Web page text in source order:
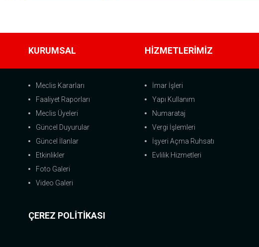
KURUMSAL
Meclis Kararları
Faaliyet Raporları
Meclis Üyeleri
Güncel Duyurular
Güncel İlanlar
Etkinlikler
Foto Galeri
Video Galeri
HİZMETLERİMİZ
İmar İşleri
Yapı Kullanım
Numarataj
Vergi İşlemleri
İşyeri Açma Ruhsatı
Evlilik Hizmetleri
ÇEREZ POLİTİKASI